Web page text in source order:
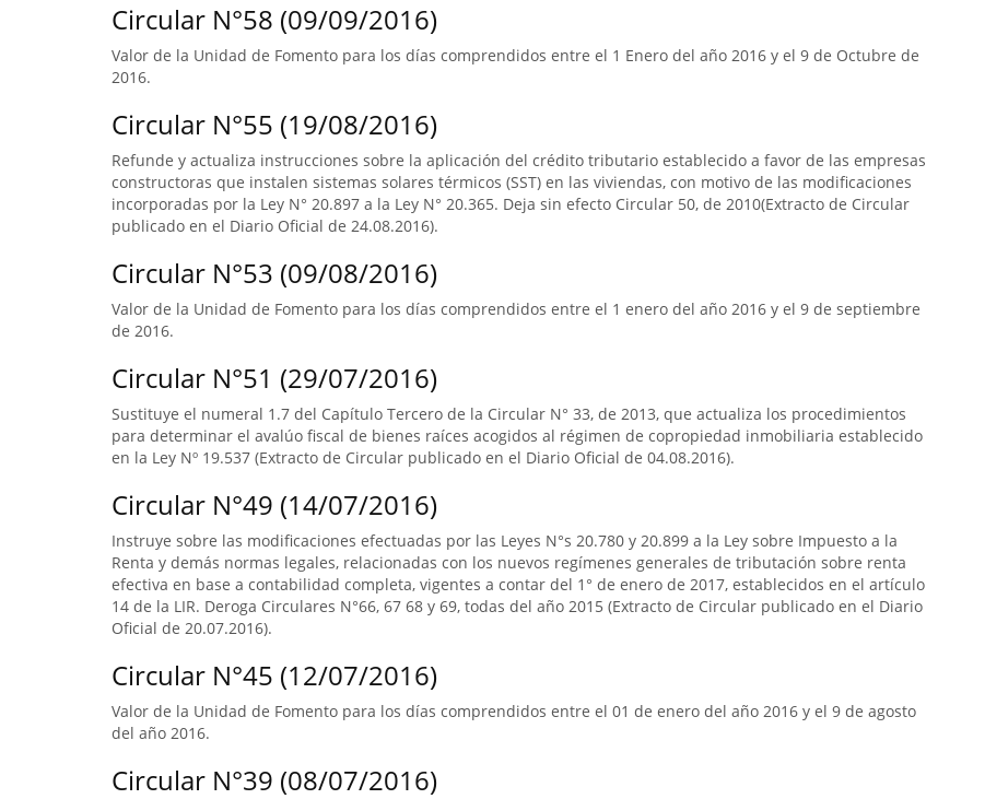
Circular N°58 (09/09/2016)
Valor de la Unidad de Fomento para los días comprendidos entre el 1 Enero del año 2016 y el 9 de Octubre de
2016.
Circular N°55 (19/08/2016)
Refunde y actualiza instrucciones sobre la aplicación del crédito tributario establecido a favor de las empresas
constructoras que instalen sistemas solares térmicos (SST) en las viviendas, con motivo de las modificaciones
incorporadas por la Ley N° 20.897 a la Ley N° 20.365. Deja sin efecto Circular 50, de 2010(Extracto de Circular
publicado en el Diario Oficial de 24.08.2016).
Circular N°53 (09/08/2016)
Valor de la Unidad de Fomento para los días comprendidos entre el 1 enero del año 2016 y el 9 de septiembre
de 2016.
Circular N°51 (29/07/2016)
Sustituye el numeral 1.7 del Capítulo Tercero de la Circular N° 33, de 2013, que actualiza los procedimientos
para determinar el avalúo fiscal de bienes raíces acogidos al régimen de copropiedad inmobiliaria establecido
en la Ley Nº 19.537 (Extracto de Circular publicado en el Diario Oficial de 04.08.2016).
Circular N°49 (14/07/2016)
Instruye sobre las modificaciones efectuadas por las Leyes N°s 20.780 y 20.899 a la Ley sobre Impuesto a la
Renta y demás normas legales, relacionadas con los nuevos regímenes generales de tributación sobre renta
efectiva en base a contabilidad completa, vigentes a contar del 1° de enero de 2017, establecidos en el artículo
14 de la LIR. Deroga Circulares N°66, 67 68 y 69, todas del año 2015 (Extracto de Circular publicado en el Diario
Oficial de 20.07.2016).
Circular N°45 (12/07/2016)
Valor de la Unidad de Fomento para los días comprendidos entre el 01 de enero del año 2016 y el 9 de agosto
del año 2016.
Circular N°39 (08/07/2016)